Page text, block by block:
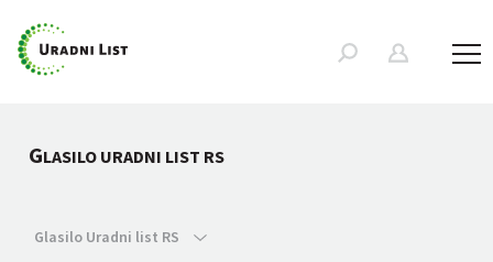
GLASILO URADNI LIST RS
Glasilo Uradni list RS